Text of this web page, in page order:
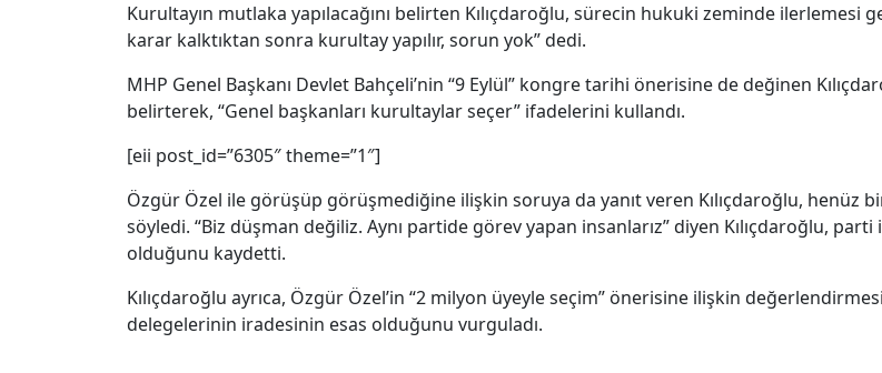
Kurultayın mutlaka yapılacağını belirten Kılıçdaroğlu, sürecin hukuki zeminde ilerlemesi
karar kalktıktan sonra kurultay yapılır, sorun yok” dedi.
MHP Genel Başkanı Devlet Bahçeli’nin “9 Eylül” kongre tarihi önerisine de değinen
belirterek, “Genel başkanları kurultaylar seçer” ifadelerini kullandı.
[eii post_id=”6305″ theme=”1″]
Özgür Özel ile görüşüp görüşmediğine ilişkin soruya da yanıt veren Kılıçdaroğlu, henüz
söyledi. “Biz düşman değiliz. Aynı partide görev yapan insanlarız” diyen Kılıçdaroğlu,
olduğunu kaydetti.
Kılıçdaroğlu ayrıca, Özgür Özel’in “2 milyon üyeyle seçim” önerisine ilişkin
delegelerinin iradesinin esas olduğunu vurguladı.